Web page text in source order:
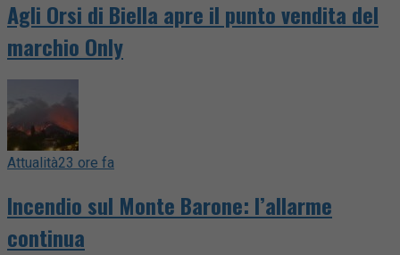
Agli Orsi di Biella apre il punto vendita del
marchio Only
Attualità23 ore fa
Incendio sul Monte Barone: l’allarme
continua